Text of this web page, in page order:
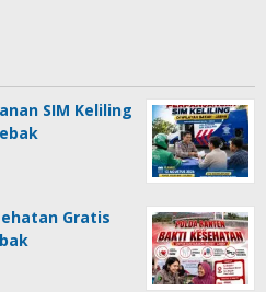
SIM Keliling
Gratis